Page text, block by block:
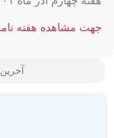
جهت مشاهده هفته